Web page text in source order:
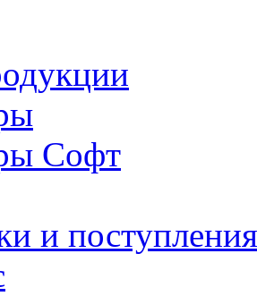
Софт
и поступления